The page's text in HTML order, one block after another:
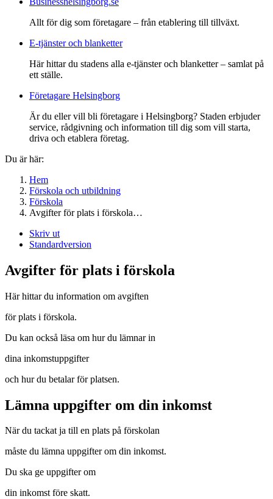
Allt för dig som företagare – från etablering till tillväxt.
E-tjänster och blanketter
Här hittar du stadens alla e-tjänster och blanketter – samlat på
ett ställe.
Företagare Helsingborg
Är du eller vill bli företagare i Helsingborg? Staden erbjuder
service, rådgivning och information till dig som vill starta,
driva och etablera företag.
Du är här:
Hem
Förskola och utbildning
Förskola
Avgifter för plats i förskola…
Skriv ut
Standardversion
Avgifter för plats i förskola
Här hittar du information om avgiften
för plats i förskola.
Du kan också läsa om hur du lämnar in
dina inkomstuppgifter
och hur du betalar för platsen.
Lämna uppgifter om din inkomst
När du tackat ja till en plats på förskolan
måste du lämna uppgifter om din inkomst.
Du ska ge uppgifter om
din inkomst före skatt.